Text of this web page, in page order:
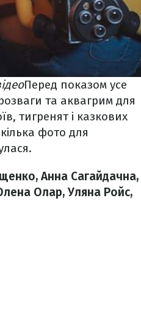
Перед показом усе
та аквагрим для
тигренят і казкових
фото для
Анна Сагайдачна,
Олар, Уляна Ройс,